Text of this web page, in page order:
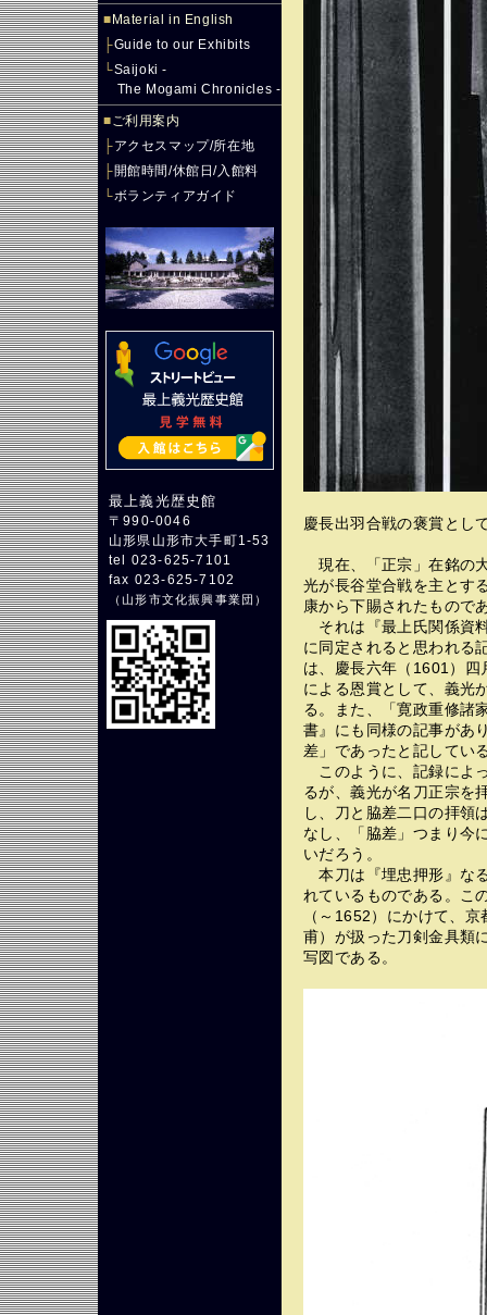
■ Material in English
├Guide to our Exhibits
└Saijoki -
The Mogami Chronicles -
■ご利用案内
├アクセスマップ/所在地
├開館時間/休館日/入館料
└ボランティアガイド
最上義光歴史館
〒990-0046
山形県山形市大手町1-53
tel 023-625-7101
fax 023-625-7102
（山形市文化振興事業団 ）
慶長出羽合戦の褒賞とし
現在、「正宗」在銘の
光が長谷堂合戦を主とす
康から下賜されたもので
それは『最上氏関係資
に同定されると思われる
は、慶長六年（1601）四
による恩賞として、義光
る。また、「寛政重修諸
書』にも同様の記事があ
差」であったと記してい
このように、記録によ
るが、義光が名刀正宗を
し、刀と脇差二口の拝領
なし、「脇差」つまり今
いだろう。
本刀は『埋忠押形』な
れているものである。こ
（～1652）にかけて、
甫）が扱った刀剣金具類
写図である。